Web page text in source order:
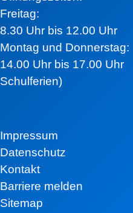
Freitag:
8.30 Uhr bis 12.00 Uhr
Montag und Donnerstag:
14.00 Uhr bis 17.00
Schulferien)
Impressum
Datenschutz
Kontakt
Barriere melden
Sitemap